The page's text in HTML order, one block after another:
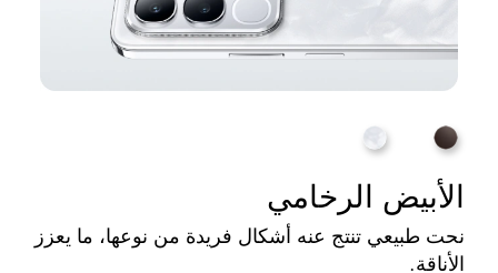
الأبيض الرخامي
نحت طبيعي تنتج عنه أشكال فريدة من نوعها، ما يعزز
الأناقة.